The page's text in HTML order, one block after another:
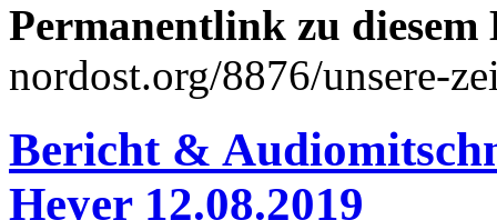
Permanentlink zu
nordost.org/8876/unsere-
Bericht &
Heyer 12.08.2019